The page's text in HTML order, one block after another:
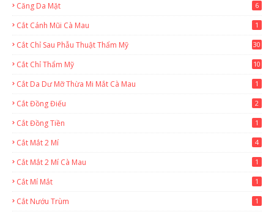
Căng Da Mặt 6
Cắt Cánh Mũi Cà Mau 1
Cắt Chỉ Sau Phẫu Thuật Thẩm Mỹ 30
Cắt Chỉ Thẩm Mỹ 10
Cắt Da Dư Mỡ Thừa Mi Mắt Cà Mau 1
Cắt Đồng Điếu 2
Cắt Đồng Tiền 1
Cắt Mắt 2 Mí 4
Cắt Mắt 2 Mí Cà Mau 1
Cắt Mí Mắt 1
Cắt Nướu Trùm 1